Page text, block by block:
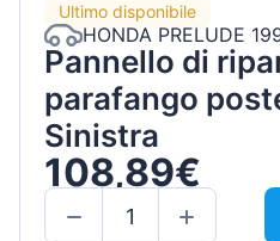
Ultimo disponibile
HONDA PRELUDE
Pannello di
parafango
Sinistra
108,89€